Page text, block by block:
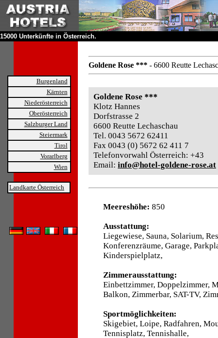
15000 Unterkünfte in Österreich.
Burgenland
Kärnten
Niederösterreich
Oberösterreich
Salzburger Land
Steiermark
Tirol
Vorarlberg
Wien
Landkarte Österreich
Goldene Rose *** - 6600 Reutte
Goldene Rose ***
Klotz Hannes
Dorfstrasse 2
6600 Reutte Lechaschau
Tel. 0043 5672 62411
Fax 0043 (0) 5672 62 411 7
Telefonvorwahl Österreich: +43
Email: info@hotel-goldene-rose.at
Meereshöhe: 850
Ausstattung:
Liegewiese, Sauna, Solarium,
Konferenzräume, Garage,
Kinderspielplatz,
Zimmerausstattung:
Einbettzimmer, Doppelzimmer,
Balkon, Zimmerbar, SAT-TV,
Sportmöglichkeiten:
Skigebiet, Loipe, Radfahren,
Tennisplatz, Tennishalle,